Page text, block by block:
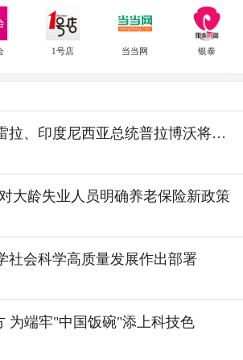
1号店 当当网 银泰
意大利总统马塔雷拉、印度尼西亚总统普拉博沃将访华
大龄失业人员明确养老保险新政策
社会科学高质量发展作出部署
为端牢"中国饭碗"添上科技色